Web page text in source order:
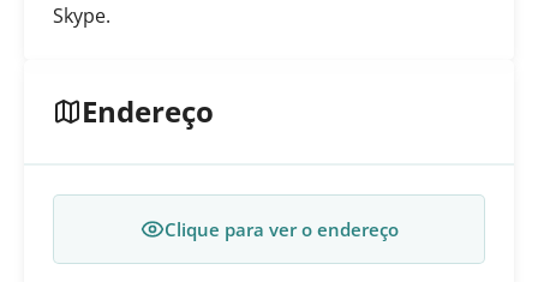
Skype.
Endereço
Clique para ver o endereço